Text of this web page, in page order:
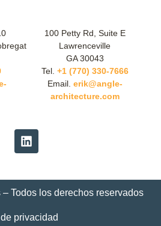
100 Petty Rd, Suite E
Lawrenceville
GA 30043
Tel. +1 (770) 330-7666
Email. erik@angle-
architecture.com
Todos los derechos reservados
privacidad